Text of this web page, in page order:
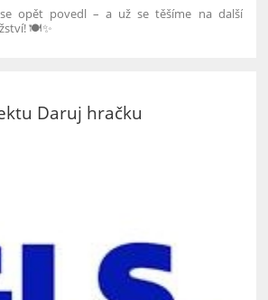
opět povedl – a už se těšíme na další
🍽️✨
Daruj hračku